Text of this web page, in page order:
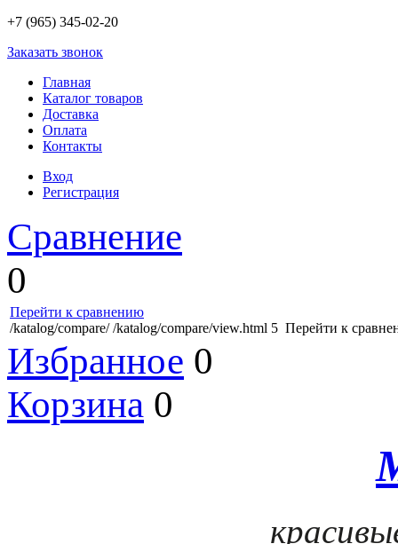
+7 (965) 345-02-20
Заказать звонок
Главная
Каталог товаров
Доставка
Оплата
Контакты
Вход
Регистрация
Сравнение
0
Перейти к сравнению
/katalog/compare/ /katalog/compare/view.html 5 Перейти к
Избранное 0
Корзина 0